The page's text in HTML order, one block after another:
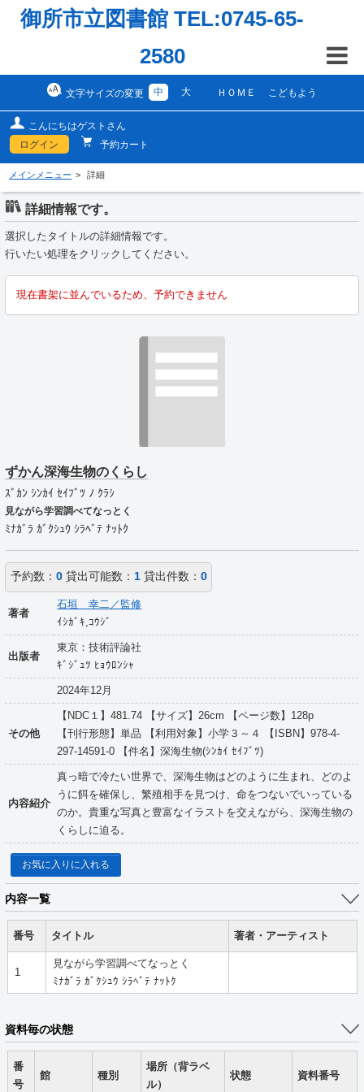
御所市立図書館 TEL:0745-65-
2580
文字サイズの変更 中 大 ＨＯＭＥ こどもよう
こんにちはゲストさん
ログイン
予約カート
メインメニュー 詳細
詳細情報です。
選択したタイトルの詳細情報です。
行いたい処理をクリックしてください。
現在書架に並んでいるため、予約できません
ずかん深海生物のくらし
ｽﾞｶﾝ ｼﾝｶｲ ｾｲﾌﾞﾂ ﾉ ｸﾗｼ
見ながら学習調べてなっとく
ﾐﾅｶﾞﾗ ｶﾞｸｼｭｳ ｼﾗﾍﾞﾃ ﾅｯﾄｸ
予約数： 0貸出可能数： 1貸出件数： 0
著者
石垣 幸二／監修
ｲｼｶﾞｷ,ｺｳｼﾞ
出版者
東京：技術評論社
ｷﾞｼﾞｭﾂ ﾋｮｳﾛﾝｼｬ
2024年12月
その他
【NDC１】481.74 【サイズ】26cm 【ページ数】128p
【刊行形態】単品 【利用対象】小学３～４ 【ISBN】978-4-
297-14591-0 【件名】深海生物(ｼﾝｶｲ ｾｲﾌﾞﾂ)
内容紹介
真っ暗で冷たい世界で、深海生物はどのように生まれ、どのよ
うに餌を確保し、繁殖相手を見つけ、命をつないでいっている
のか。貴重な写真と豊富なイラストを交えながら、深海生物の
くらしに迫る。
お気に入りに入れる
内容一覧
番号 タイトル 著者・アーティスト
1
見ながら学習調べてなっとく
ﾐﾅｶﾞﾗ ｶﾞｸｼｭｳ ｼﾗﾍﾞﾃ ﾅｯﾄｸ
資料毎の状態
番
号
館 種別
場所（背ラベ
ル）
状態 資料番号